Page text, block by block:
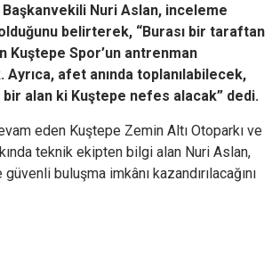
Nuri Aslan, inceleme
belirterek, “Burası bir taraftan
Spor’un antrenman
afet anında toplanılabilecek,
alan ki Kuştepe nefes alacak” dedi.
eden Kuştepe Zemin Altı Otoparkı ve
teknik ekipten bilgi alan Nuri Aslan,
buluşma imkânı kazandırılacağını